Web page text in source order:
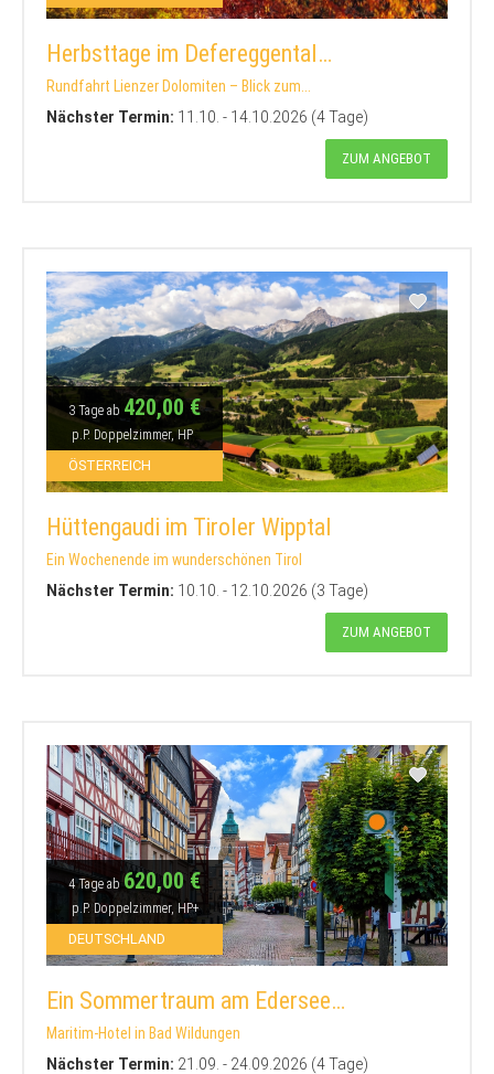
Herbsttage im Defereggental…
Rundfahrt Lienzer Dolomiten – Blick zum...
Nächster Termin: 11.10. - 14.10.2026 (4 Tage)
ZUM ANGEBOT
3 Tage ab 420,00 €
p.P. Doppelzimmer, HP
ÖSTERREICH
Hüttengaudi im Tiroler Wipptal
Ein Wochenende im wunderschönen Tirol
Nächster Termin: 10.10. - 12.10.2026 (3 Tage)
ZUM ANGEBOT
4 Tage ab620,00 €
p.P. Doppelzimmer, HP+
DEUTSCHLAND
Ein Sommertraum am Edersee…
Maritim-Hotel in Bad Wildungen
Nächster Termin: 21.09. - 24.09.2026 (4 Tage)